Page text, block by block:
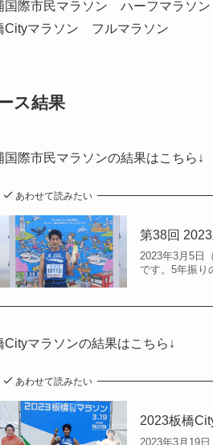
国際市民マラソン ハーフマラソン
Cityマラソン フルマラソン
ス結果
国際市民マラソンの結果はこちら↓
あわせて読みたい
第38回
2023年3月5日
です。5年振り
Cityマラソンの結果はこちら↓
あわせて読みたい
2023板橋
2023年3月19